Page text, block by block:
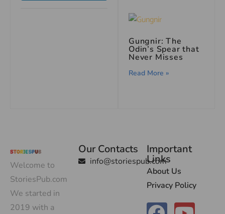
Gungnir: The
Odin’s Spear that
Never Misses
Read More »
Welcome to
StoriesPub.com
We started in
2019 with a
Our Contacts
info@storiespub.com
Important
Links
About Us
Privacy Policy